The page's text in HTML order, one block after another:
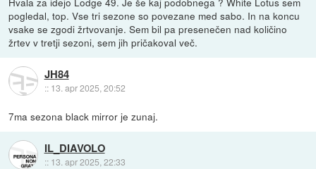
pogledal, top. Vse tri sezone so povezane med sabo. In na koncu
vsake se zgodi žrtvovanje. Sem bil pa presenečen nad količino
žrtev v tretji sezoni, sem jih pričakoval več.
JH84
:: 13. apr 2025, 20:52
7ma sezona black mirror je zunaj.
IL_DIAVOLO
:: 13. apr 2025, 22:33